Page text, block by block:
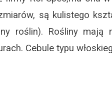
są kulistego
roślin). Rośliny
Cebule typu